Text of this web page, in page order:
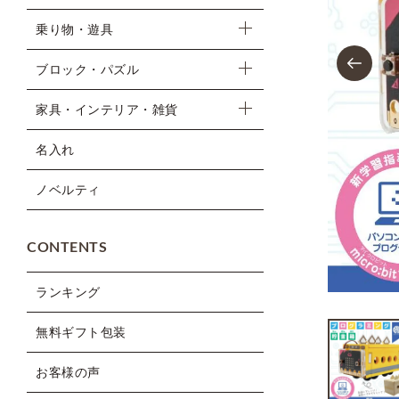
乗り物・遊具
ブロック・パズル
家具・インテリア・雑貨
名入れ
ノベルティ
CONTENTS
ランキング
無料ギフト包装
お客様の声